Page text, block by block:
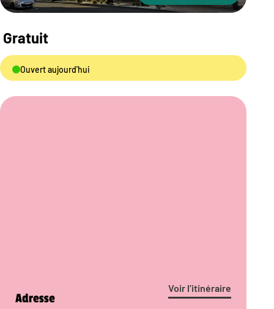
Gratuit
Ouvert aujourd'hui
Voir l’itinéraire
Adresse